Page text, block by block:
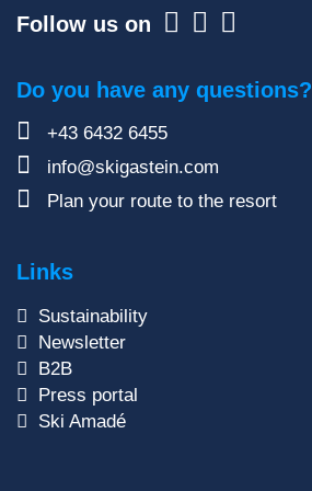
Follow us on
Do you have any questions?
+43 6432 6455
info@skigastein.com
Plan your route to the resort
Links
Sustainability
Newsletter
B2B
Press portal
Ski Amadé